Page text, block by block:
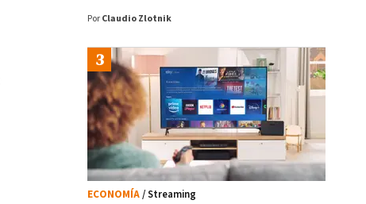
Por Claudio Zlotnik
ECONOMÍA/ Streaming